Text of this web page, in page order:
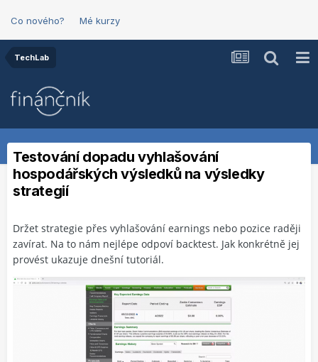
Co nového? Mé kurzy
TechLab
Testování dopadu vyhlašování
hospodářských výsledků na výsledky
strategií
Držet strategie přes vyhlašování earnings nebo pozice raději
zavírat. Na to nám nejlépe odpoví backtest. Jak konkrétně jej
provést ukazuje dnešní tutoriál.